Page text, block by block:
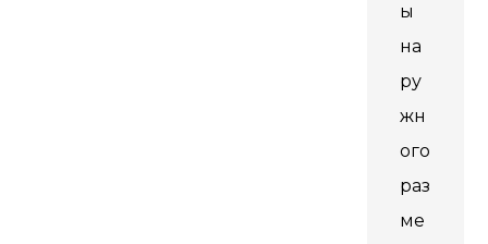
ы
на
ру
жн
ого
раз
ме